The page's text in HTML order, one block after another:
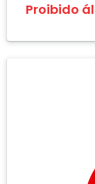
Proibido